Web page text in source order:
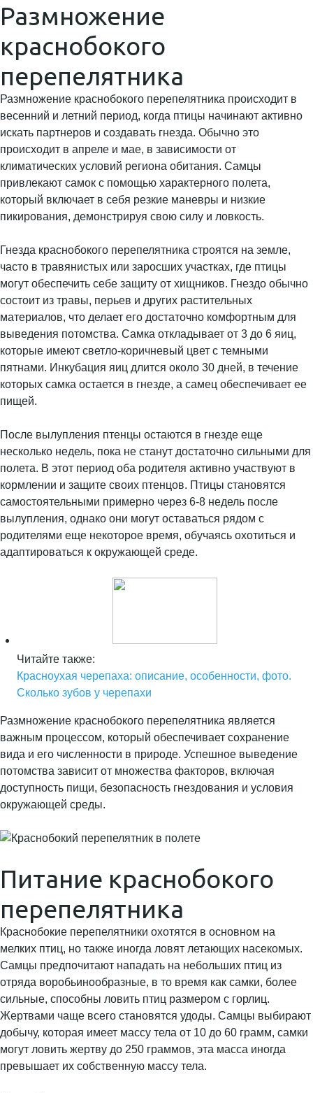
Размножение
краснобокого
перепелятника
Размножение краснобокого перепелятника происходит в
весенний и летний период, когда птицы начинают активно
искать партнеров и создавать гнезда. Обычно это
происходит в апреле и мае, в зависимости от
климатических условий региона обитания. Самцы
привлекают самок с помощью характерного полета,
который включает в себя резкие маневры и низкие
пикирования, демонстрируя свою силу и ловкость.
Гнезда краснобокого перепелятника строятся на земле,
часто в травянистых или заросших участках, где птицы
могут обеспечить себе защиту от хищников. Гнездо обычно
состоит из травы, перьев и других растительных
материалов, что делает его достаточно комфортным для
выведения потомства. Самка откладывает от 3 до 6 яиц,
которые имеют светло-коричневый цвет с темными
пятнами. Инкубация яиц длится около 30 дней, в течение
которых самка остается в гнезде, а самец обеспечивает ее
пищей.
После вылупления птенцы остаются в гнезде еще
несколько недель, пока не станут достаточно сильными для
полета. В этот период оба родителя активно участвуют в
кормлении и защите своих птенцов. Птицы становятся
самостоятельными примерно через 6-8 недель после
вылупления, однако они могут оставаться рядом с
родителями еще некоторое время, обучаясь охотиться и
адаптироваться к окружающей среде.
Читайте также:
Красноухая черепаха: описание, особенности, фото.
Сколько зубов у черепахи
Размножение краснобокого перепелятника является
важным процессом, который обеспечивает сохранение
вида и его численности в природе. Успешное выведение
потомства зависит от множества факторов, включая
доступность пищи, безопасность гнездования и условия
окружающей среды.
Питание краснобокого
перепелятника
Краснобокие перепелятники охотятся в основном на
мелких птиц, но также иногда ловят летающих насекомых.
Самцы предпочитают нападать на небольших птиц из
отряда воробьинообразные, в то время как самки, более
сильные, способны ловить птиц размером с горлиц.
Жертвами чаще всего становятся удоды. Самцы выбирают
добычу, которая имеет массу тела от 10 до 60 грамм, самки
могут ловить жертву до 250 граммов, эта масса иногда
превышает их собственную массу тела.